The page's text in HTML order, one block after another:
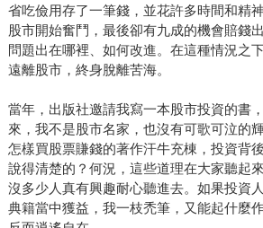
省吃儉用存了一筆錢，並花許多時間和精
股市開始奮鬥，最後卻有九成的機會賠錢
問題出在哪裡、如何改進。在這種情況之
遠離股市，終身脫離苦海。
當年，出版社邀請我寫一本股市投資的書
來，我不是股市名家，也沒有可歌可泣的
怎樣買股票賺錢的著作汗牛充棟，投資背
說得清楚的？何況，這些道理在大家聽起
沒多少人真有興趣耐心聽進去。如果投資
典籍當中獲益，我一枝禿筆，又能起什麼